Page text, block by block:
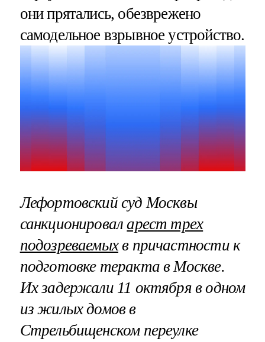
они прятались, обезврежено
самодельное взрывное устройство.
Лефортовский суд Москвы
санкционироваларест трех
подозреваемыхв причастности к
подготовке теракта в Москве.
Их задержали 11 октября в одном
из жилых домов в
Стрельбищенском переулке